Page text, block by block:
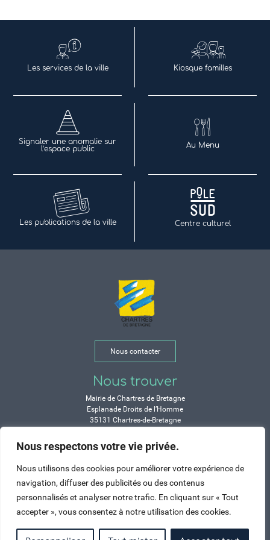
Nous respectons votre vie privée.
Nous utilisons des cookies pour améliorer votre expérience de
navigation, diffuser des publicités ou des contenus
personnalisés et analyser notre trafic. En cliquant sur « Tout
accepter », vous consentez à notre utilisation des cookies.
Les services de la ville Kiosque familles
Signaler une anomalie sur
l’espace public
Au Menu
Les publications de la ville Centre culturel
Nous contacter
Nous trouver
Mairie de Chartres de Bretagne
Esplanade Droits de l’Homme
35131 Chartres-de-Bretagne
Horaires
Durant les congés d’été :
de 9h à 12h et de 14h à 17h
Jeudi : de 9h à 12h et de 15h à 17h